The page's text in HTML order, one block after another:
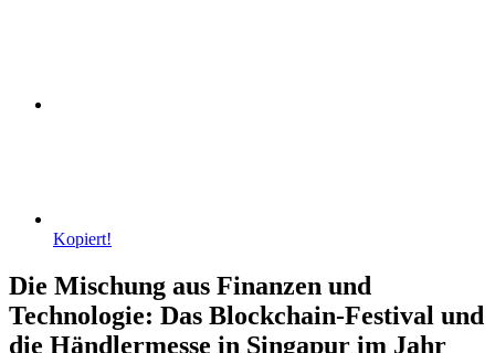
Kopiert!
Die Mischung aus Finanzen und
Technologie: Das Blockchain-Festival und
die Händlermesse in Singapur im Jahr